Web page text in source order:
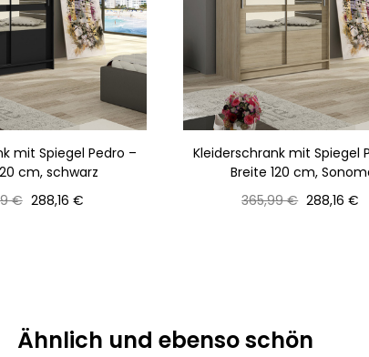
mit Spiegel Pedro –
cm, schwarz
€ Preis
288,16 €
Kleiderschrank mit Spiegel
Breite 120 cm,
Normaler
365,99 € Preis
288,16 €
Ähnlich und ebenso schön